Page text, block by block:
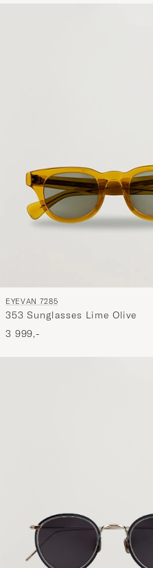
EYEVAN 7285
353 Sunglasses Lime Olive
3 999,-